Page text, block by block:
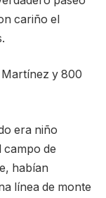
cariño el
y 800
era niño
campo de
habían
línea de monte